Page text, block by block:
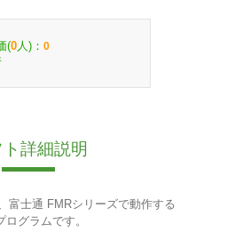
(0 人)： 0
ト詳細説明
富士通 FMRシリーズで動作する
グラムです。